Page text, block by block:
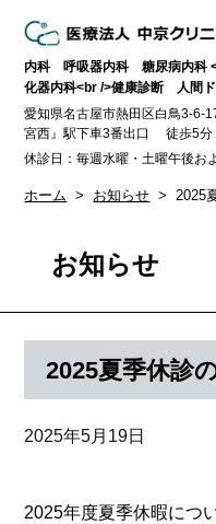
内科 呼吸器内科 糖尿病内科
化器内科<br />健康診断 人間
愛知県名古屋市熱田区白鳥3-6-
宮西』駅下車3番出口 徒歩5分
休診日：毎週水曜・土曜午後お
ホーム お知らせ 2025
お知らせ
2025夏季休診
2025年5月19日
2025年度夏季休暇につ